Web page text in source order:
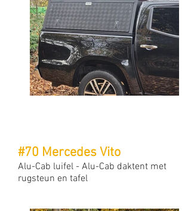
#70 Mercedes Vito
Alu-Cab luifel - Alu-Cab daktent met
rugsteun en tafel